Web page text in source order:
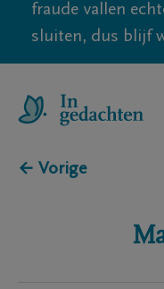
fraude vallen
sluiten, dus blijf
← Vorige